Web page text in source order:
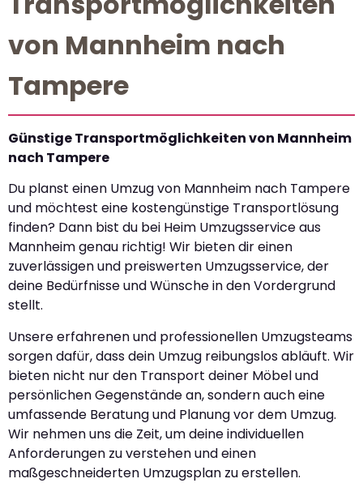
von Mannheim nach
Tampere
Günstige Transportmöglichkeiten von Mannheim
nach Tampere
Du planst einen Umzug von Mannheim nach Tampere
und möchtest eine kostengünstige Transportlösung
finden? Dann bist du bei Heim Umzugsservice aus
Mannheim genau richtig! Wir bieten dir einen
zuverlässigen und preiswerten Umzugsservice, der
deine Bedürfnisse und Wünsche in den Vordergrund
stellt.
Unsere erfahrenen und professionellen Umzugsteams
sorgen dafür, dass dein Umzug reibungslos abläuft. Wir
bieten nicht nur den Transport deiner Möbel und
persönlichen Gegenstände an, sondern auch eine
umfassende Beratung und Planung vor dem Umzug.
Wir nehmen uns die Zeit, um deine individuellen
Anforderungen zu verstehen und einen
maßgeschneiderten Umzugsplan zu erstellen.